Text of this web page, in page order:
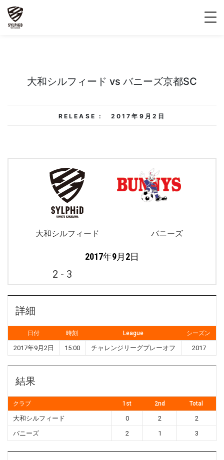
大和シルフィード vs バニーズ京都SC
RELEASE : 2017年9月2日
大和シルフィード バニーズ
2017年9月2日
2 - 3
詳細
日付 時刻 League シーズン
2017年9月2日 15:00 チャレンジリーグプレーオフ 2017
結果
クラブ 1st 2nd Total
大和シルフィード 0 2
2
バニーズ
2 1 3